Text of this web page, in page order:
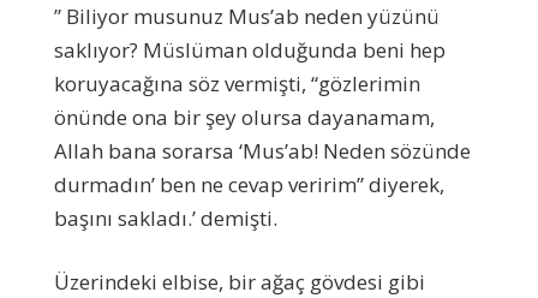
” Biliyor musunuz Mus’ab neden yüzünü
saklıyor? Müslüman olduğunda beni hep
koruyacağına söz vermişti, “gözlerimin
önünde ona bir şey olursa dayanamam,
Allah bana sorarsa ‘Mus’ab! Neden sözünde
durmadın’ ben ne cevap veririm” diyerek,
başını sakladı.’ demişti.
Üzerindeki elbise, bir ağaç gövdesi gibi